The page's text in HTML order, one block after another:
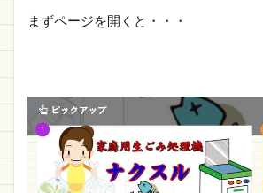
まずページを開くと・・・